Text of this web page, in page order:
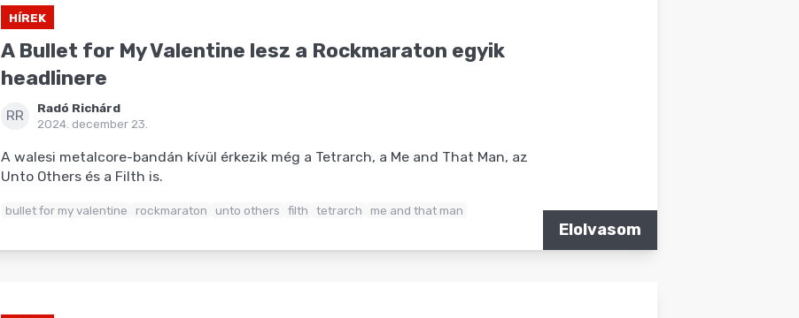
HÍREK
A Bullet for My Valentine lesz a Rockmaraton egyik
headlinere
RR
Radó Richárd
2024. december 23.
A walesi metalcore-bandán kívül érkezik még a Tetrarch, a Me and That Man, az
Unto Others és a Filth is.
bullet for my valentine rockmaraton unto others filth tetrarch me and that man
Elolvasom